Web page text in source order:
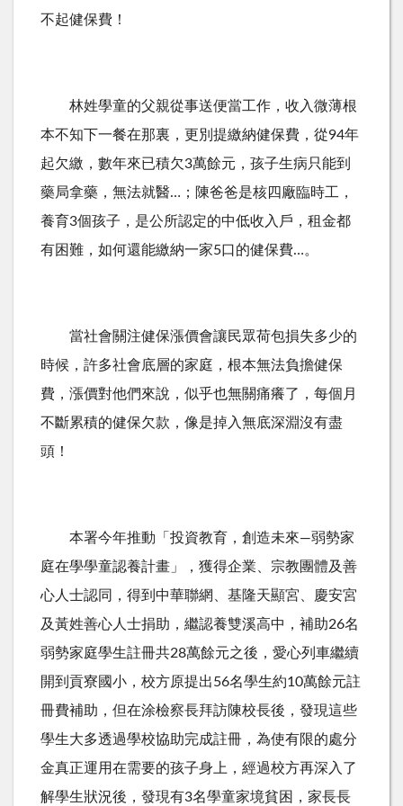
不起健保費！
林姓學童的父親從事送便當工作，收入微薄根
本不知下一餐在那裏，更別提繳納健保費，從94年
起欠繳，數年來已積欠3萬餘元，孩子生病只能到
藥局拿藥，無法就醫…；陳爸爸是核四廠臨時工，
養育3個孩子，是公所認定的中低收入戶，租金都
有困難，如何還能繳納一家5口的健保費…。
當社會關注健保漲價會讓民眾荷包損失多少的
時候，許多社會底層的家庭，根本無法負擔健保
費，漲價對他們來說，似乎也無關痛癢了，每個月
不斷累積的健保欠款，像是掉入無底深淵沒有盡
頭！
本署今年推動「投資教育，創造未來—弱勢家
庭在學學童認養計畫」，獲得企業、宗教團體及善
心人士認同，得到中華聯網、基隆天顯宮、慶安宮
及黃姓善心人士捐助，繼認養雙溪高中，補助26名
弱勢家庭學生註冊共28萬餘元之後，愛心列車繼續
開到貢寮國小，校方原提出56名學生約10萬餘元註
冊費補助，但在涂檢察長拜訪陳校長後，發現這些
學生大多透過學校協助完成註冊，為使有限的處分
金真正運用在需要的孩子身上，經過校方再深入了
解學生狀況後，發現有3名學童家境貧困，家長長